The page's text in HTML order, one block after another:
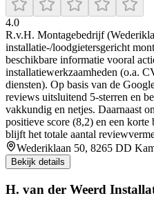
4.0
R.v.H. Montagebedrijf
installatie-/loodgietersgericht
beschikbare informatie vooral
installatiewerkzaamheden (o.a.
diensten). Op basis van de
reviews uitsluitend 5-sterren en
vakkundig en netjes. Daarnaast
positieve score (8,2) en een
blijft het totale aantal
Wederiklaan 50, 8265 DD
Bekijk details
H. van der Weerd